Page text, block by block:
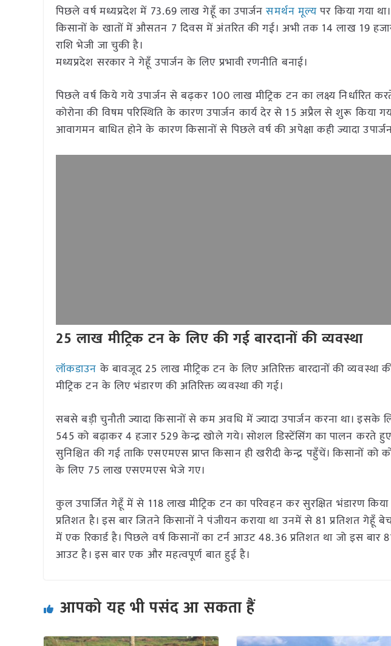
पिछले वर्ष मध्यप्रदेश में 73.69 लाख गेहूँ का उपार्जनसमर्थन मूल्यपर किया गया
किसानों के खातों में औसतन 7 दिवस में अंतरित की गई। अभी तक 14 लाख 19
राशि भेजी जा चुकी है।
मध्यप्रदेश सरकार ने गेहूँ उपार्जन के लिए प्रभावी रणनीति बनाई।
पिछले वर्ष किये गये उपार्जन से बढ़कर 100 लाख मीट्रिक टन का लक्ष्य निर्धारित
कोरोना की विषम परिस्थिति के कारण उपार्जन कार्य देर से 15 अप्रैल से शुरू
आवागमन बाधित होने के कारण किसानों से पिछले वर्ष की अपेक्षा कही ज्यादा
25 लाख मीट्रिक टन के लिए की गई बारदानों की व्यवस्था
लॉकडाउन के बावजूद 25 लाख मीट्रिक टन के लिए अतिरिक्त बारदानों की
मीट्रिक टन के लिए भंडारण की अतिरिक्त व्यवस्था की गई।
सबसे बड़ी चुनौती ज्यादा किसानों से कम अवधि में ज्यादा उपार्जन करना था। इसके
545 को बढ़ाकर 4 हजार 529 केन्द्र खोले गये। सोशल डिस्टेंसिंग का पालन करते
सुनिश्चित की गई ताकि एसएमएस प्राप्त किसान ही खरीदी केन्द्र पहुँचें। किसानों
के लिए 75 लाख एसएमएस भेजे गए।
कुल उपार्जित गेहूँ में से 118 लाख मीट्रिक टन का परिवहन कर सुरक्षित भंडारण
प्रतिशत है। इस बार जितने किसानों ने पंजीयन कराया था उनमें से 81 प्रतिशत
में एक रिकार्ड है। पिछले वर्ष किसानों का टर्न आउट 48.36 प्रतिशत था जो इस बार
आउट है। इस बार एक और महत्वपूर्ण बात हुई है।
आपको यह भी पसंद आ सकता हैं